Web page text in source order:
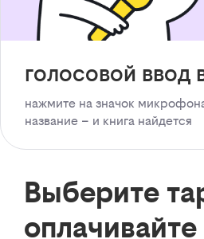
голосовой ввод
нажмите на значок
название – и книга найдется
Выберите
оплачивайте